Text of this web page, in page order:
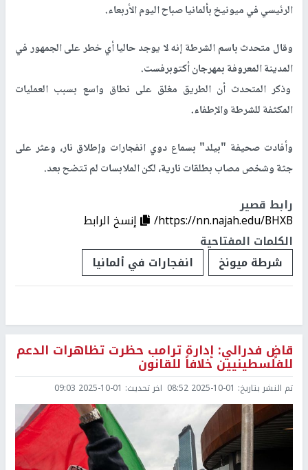
الرئيسي في ميونيخ بألمانيا صباح اليوم الأربعاء.
وقال متحدث باسم الشرطة إنه لا يوجد حاليا أي خطر على الجمهور في
المدينة المعروفة بمهرجان أكتوبرفست.
وذكر المتحدث أن الطريق مغلق على نطاق واسع بسبب العمليات
المكثفة للشرطة والإطفاء.
وأفادت صحيفة "بيلد" بسماع دوي انفجارات وإطلاق نار، وعثر على
جثة وشخص مصاب بطلقات نارية، لكن الملابسات لم تتضح بعد.
رابط قصير
https://nn.najah.edu/BHXB/
إنسخ الرابط
الكلمات المفتاحية
شرطة ميونخ
انفجارات في ألمانيا
قاضٍ فدرالي: إدارة ترامب حظرت تظاهرات الدعم
للفلسطينيين خلافاً للقانون
تم النشر بتاريخ: 2025-10-01 08:52 اخر تحديث: 2025-10-01 09:03